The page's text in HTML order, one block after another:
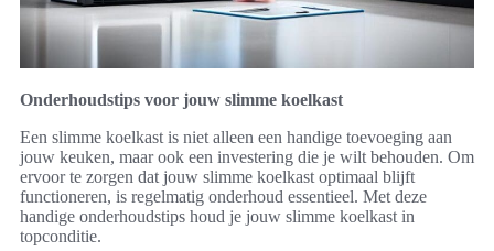
Onderhoudstips voor jouw slimme koelkast
Een slimme koelkast is niet alleen een handige toevoeging aan
jouw keuken, maar ook een investering die je wilt behouden. Om
ervoor te zorgen dat jouw slimme koelkast optimaal blijft
functioneren, is regelmatig onderhoud essentieel. Met deze
handige onderhoudstips houd je jouw slimme koelkast in
topconditie.